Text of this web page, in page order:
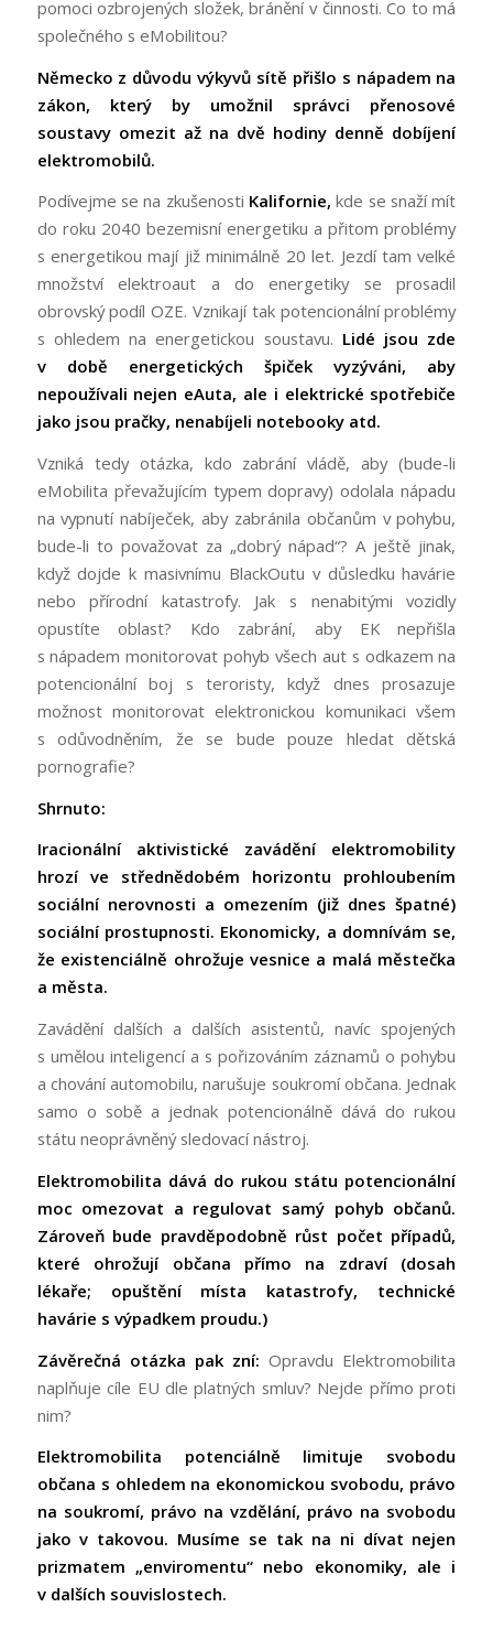
pomoci ozbrojených složek, bránění v činnosti. Co to má
společného s eMobilitou?
Německo z důvodu výkyvů sítě přišlo s nápadem na
zákon, který by umožnil správci přenosové
soustavy omezit až na dvě hodiny denně dobíjení
elektromobilů.
Podívejme se na zkušenosti Kalifornie, kde se snaží mít
do roku 2040 bezemisní energetiku a přitom problémy
s energetikou mají již minimálně 20 let. Jezdí tam velké
množství elektroaut a do energetiky se prosadil
obrovský podíl OZE. Vznikají tak potencionální problémy
s ohledem na energetickou soustavu. Lidé jsou zde
v době energetických špiček vyzýváni, aby
nepoužívali nejen eAuta, ale i elektrické spotřebiče
jako jsou pračky, nenabíjeli notebooky atd.
Vzniká tedy otázka, kdo zabrání vládě, aby (bude-li
eMobilita převažujícím typem dopravy) odolala nápadu
na vypnutí nabíječek, aby zabránila občanům v pohybu,
bude-li to považovat za „dobrý nápad“? A ještě jinak,
když dojde k masivnímu BlackOutu v důsledku havárie
nebo přírodní katastrofy. Jak s nenabitými vozidly
opustíte oblast? Kdo zabrání, aby EK nepřišla
s nápadem monitorovat pohyb všech aut s odkazem na
potencionální boj s teroristy, když dnes prosazuje
možnost monitorovat elektronickou komunikaci všem
s odůvodněním, že se bude pouze hledat dětská
pornografie?
Shrnuto:
Iracionální aktivistické zavádění elektromobility
hrozí ve střednědobém horizontu prohloubením
sociální nerovnosti a omezením (již dnes špatné)
sociální prostupnosti. Ekonomicky, a domnívám se,
že existenciálně ohrožuje vesnice a malá městečka
a města.
Zavádění dalších a dalších asistentů, navíc spojených
s umělou inteligencí a s pořizováním záznamů o pohybu
a chování automobilu, narušuje soukromí občana. Jednak
samo o sobě a jednak potencionálně dává do rukou
státu neoprávněný sledovací nástroj.
Elektromobilita dává do rukou státu potencionální
moc omezovat a regulovat samý pohyb občanů.
Zároveň bude pravděpodobně růst počet případů,
které ohrožují občana přímo na zdraví (dosah
lékaře; opuštění místa katastrofy, technické
havárie s výpadkem proudu.)
Závěrečná otázka pak zní: Opravdu Elektromobilita
naplňuje cíle EU dle platných smluv? Nejde přímo proti
nim?
Elektromobilita potenciálně limituje svobodu
občana s ohledem na ekonomickou svobodu, právo
na soukromí, právo na vzdělání, právo na svobodu
jako v takovou. Musíme se tak na ni dívat nejen
prizmatem „enviromentu“ nebo ekonomiky, ale i
v dalších souvislostech.